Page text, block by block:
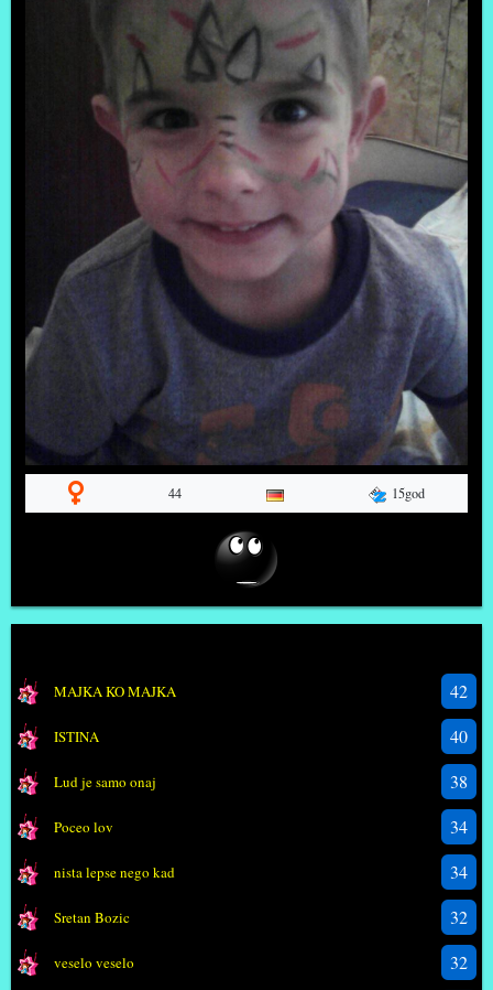
44 15god
MAJKA KO MAJKA 42
ISTINA 40
Lud je samo onaj 38
Poceo lov 34
nista lepse nego kad 34
Sretan Bozic 32
veselo veselo 32